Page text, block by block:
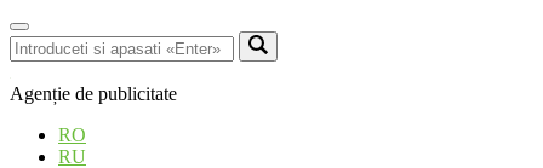
Agenție de publicitate
RO
RU